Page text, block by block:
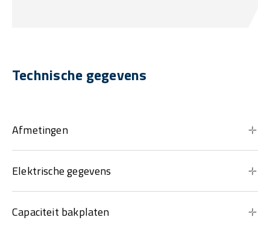
Technische gegevens
Afmetingen
Elektrische gegevens
Capaciteit bakplaten